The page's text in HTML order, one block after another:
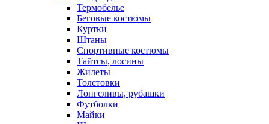
Термобелье
Беговые костюмы
Куртки
Штаны
Спортивные костюмы
Тайтсы, лосины
Жилеты
Толстовки
Лонгсливы, рубашки
Футболки
Майки